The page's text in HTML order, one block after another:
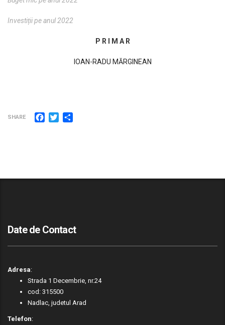
Investiții pe anul 2022
P R I M A R
IOAN-RADU MĂRGINEAN
SHARE Facebook
Twitter
Date de Contact
Adresa:
Strada 1 Decembrie, nr.24
cod: 315500
Nadlac, judetul Arad
Telefon: